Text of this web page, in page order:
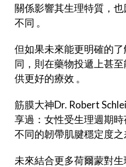
關係影響其生理特質，
不同 。
但如果未來能更明確的
同，則在藥物投遞上甚
供更好的療效 。
筋膜大神Dr. Robert
享過：女性受生理週期
不同的韌帶肌腱穩定度之
未來結合更多荷爾蒙對